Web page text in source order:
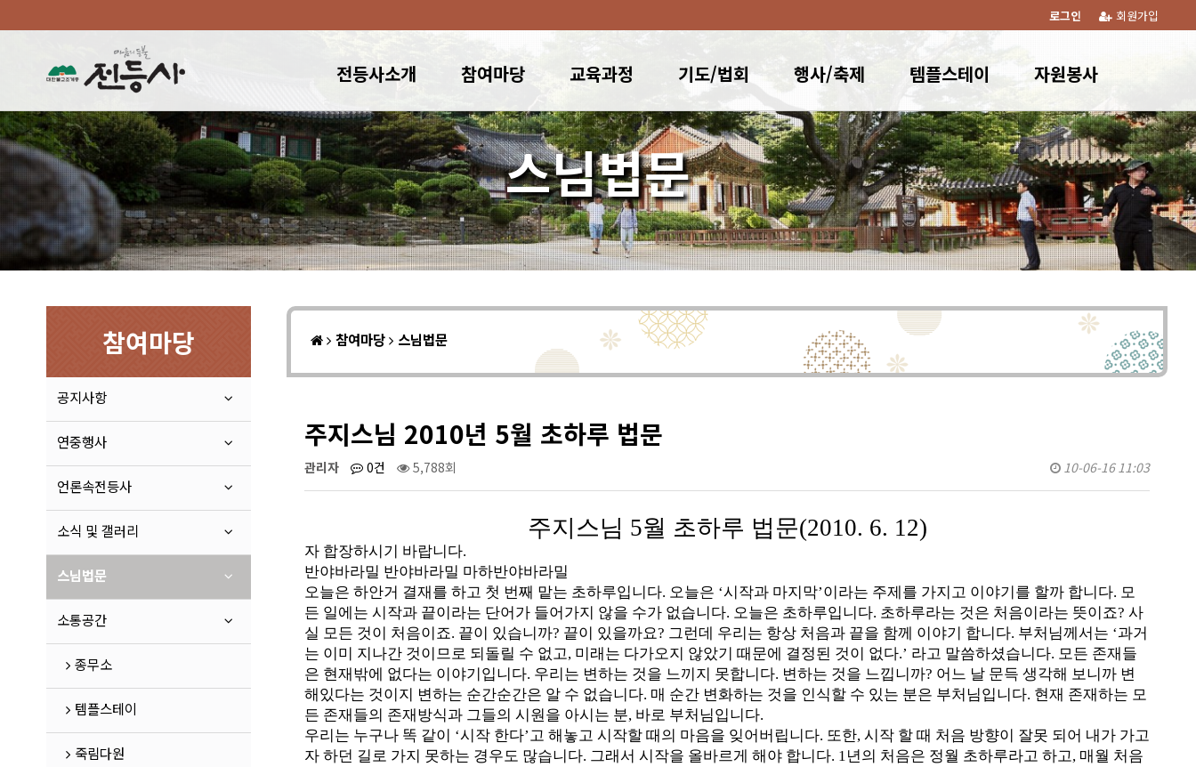
회원가입
로그인
전등사소개 참여마당 교육과정 기도/법회 행사/축제 템플스테이 자원봉사
스님법문
참여마당
공지사항
연중행사
언론속전등사
소식 및 갤러리
스님법문
소통공간
종무소
템플스테이
죽림다원
참여마당 스님법문
주지스님 2010년 5월 초하루 법문
관리자 0건 5,788회 10-06-16 11:03
주지스님 5월 초하루 법문(2010. 6. 12)
자 합장하시기 바랍니다.
반야바라밀 반야바라밀 마하반야바라밀
오늘은 하안거 결재를 하고 첫 번째 맡는 초하루입니다. 오늘은 ‘시작과 마지막’이라는 주제를 가지고 이야기를 할까 합니다. 모
든 일에는 시작과 끝이라는 단어가 들어가지 않을 수가 없습니다. 오늘은 초하루입니다. 초하루라는 것은 처음이라는 뜻이죠? 사
실 모든 것이 처음이죠. 끝이 있습니까? 끝이 있을까요? 그런데 우리는 항상 처음과 끝을 함께 이야기 합니다. 부처님께서는 ‘과거
는 이미 지나간 것이므로 되돌릴 수 없고, 미래는 다가오지 않았기 때문에 결정된 것이 없다.’ 라고 말씀하셨습니다. 모든 존재들
은 현재밖에 없다는 이야기입니다. 우리는 변하는 것을 느끼지 못합니다. 변하는 것을 느낍니까? 어느 날 문득 생각해 보니까 변
해있다는 것이지 변하는 순간순간은 알 수 없습니다. 매 순간 변화하는 것을 인식할 수 있는 분은 부처님입니다. 현재 존재하는 모
든 존재들의 존재방식과 그들의 시원을 아시는 분, 바로 부처님입니다.
우리는 누구나 똑 같이 ‘시작 한다’고 해놓고 시작할 때의 마음을 잊어버립니다. 또한, 시작 할 때 처음 방향이 잘못 되어 내가 가고
자 하던 길로 가지 못하는 경우도 많습니다. 그래서 시작을 올바르게 해야 합니다. 1년의 처음은 정월 초하루라고 하고, 매월 처음